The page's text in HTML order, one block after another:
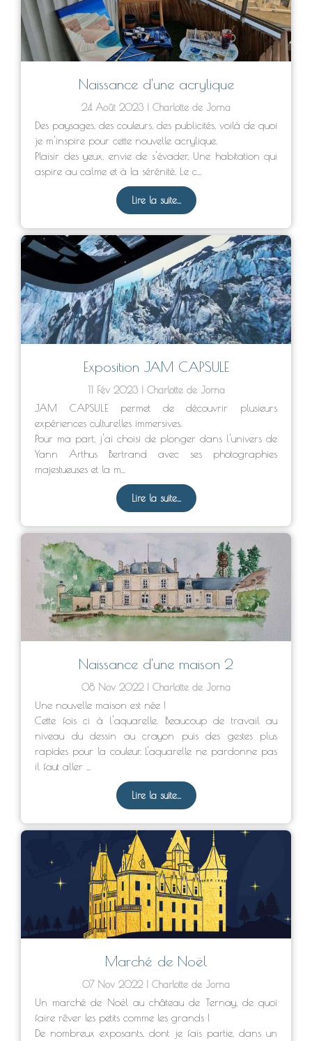
Naissance d'une acrylique
24 Août 2023 Charlotte de Jorna
Des paysages, des couleurs, des publicités, voilà de quoi
je m'inspire pour cette nouvelle acrylique.
Plaisir des yeux, envie de s'évader, Une habitation qui
aspire au calme et à la sérénité. Le c...
Lire la suite...
Exposition JAM CAPSULE
11 Fév 2023 Charlotte de Jorna
JAM CAPSULE permet de découvrir plusieurs
expériences culturelles immersives.
Pour ma part, j'ai choisi de plonger dans l'univers de
Yann Arthus Bertrand avec ses photographies
majestueuses et la m...
Lire la suite...
Naissance d'une maison 2
08 Nov 2022 Charlotte de Jorna
Une nouvelle maison est née !
Cette fois ci à l'aquarelle. Beaucoup de travail au
niveau du dessin au crayon puis des gestes plus
rapides pour la couleur. L'aquarelle ne pardonne pas
il faut aller ...
Lire la suite...
Marché de Noël
07 Nov 2022 Charlotte de Jorna
Un marché de Noël au château de Ternay, de quoi
faire rêver les petits comme les grands !
De nombreux exposants, dont je fais partie, dans un